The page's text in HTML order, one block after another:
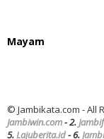
Mayam
© Jambikata.com - All
Jambiwin.com- 2.
5.Lajuberita.id- 6.